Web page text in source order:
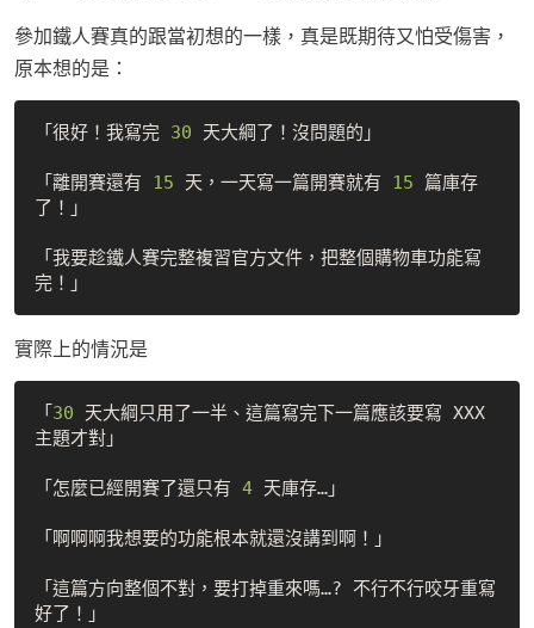
參加鐵人賽真的跟當初想的一樣，真是既期待又怕受傷害，
原本想的是：
「很好！我寫完 30 天大綱了！沒問題的」
「離開賽還有 15 天，一天寫一篇開賽就有 15 篇庫存
了！」
「我要趁鐵人賽完整複習官方文件，把整個購物車功能寫
實際上的情況是
「 30 天大綱只用了一半、這篇寫完下一篇應該要寫 XXX
主題才對」
「怎麼已經開賽了還只有 4 天庫存…」
「啊啊啊我想要的功能根本就還沒講到啊！」
「這篇方向整個不對，要打掉重來嗎…? 不行不行咬牙重寫